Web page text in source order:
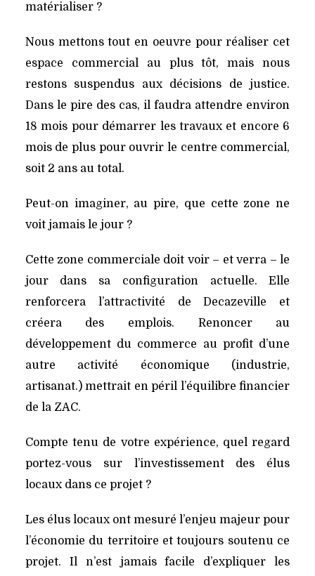
matérialiser ?
Nous mettons tout en oeuvre pour réaliser cet
espace commercial au plus tôt, mais nous
restons suspendus aux décisions de justice.
Dans le pire des cas, il faudra attendre environ
18 mois pour démarrer les travaux et encore 6
mois de plus pour ouvrir le centre commercial,
soit 2 ans au total.
Peut-on imaginer, au pire, que cette zone ne
voit jamais le jour ?
Cette zone commerciale doit voir – et verra – le
jour dans sa configuration actuelle. Elle
renforcera l’attractivité de Decazeville et
créera des emplois. Renoncer au
développement du commerce au profit d’une
autre activité économique (industrie,
artisanat.) mettrait en péril l’équilibre financier
de la ZAC.
Compte tenu de votre expérience, quel regard
portez-vous sur l’investissement des élus
locaux dans ce projet ?
Les élus locaux ont mesuré l’enjeu majeur pour
l’économie du territoire et toujours soutenu ce
projet. Il n’est jamais facile d’expliquer les